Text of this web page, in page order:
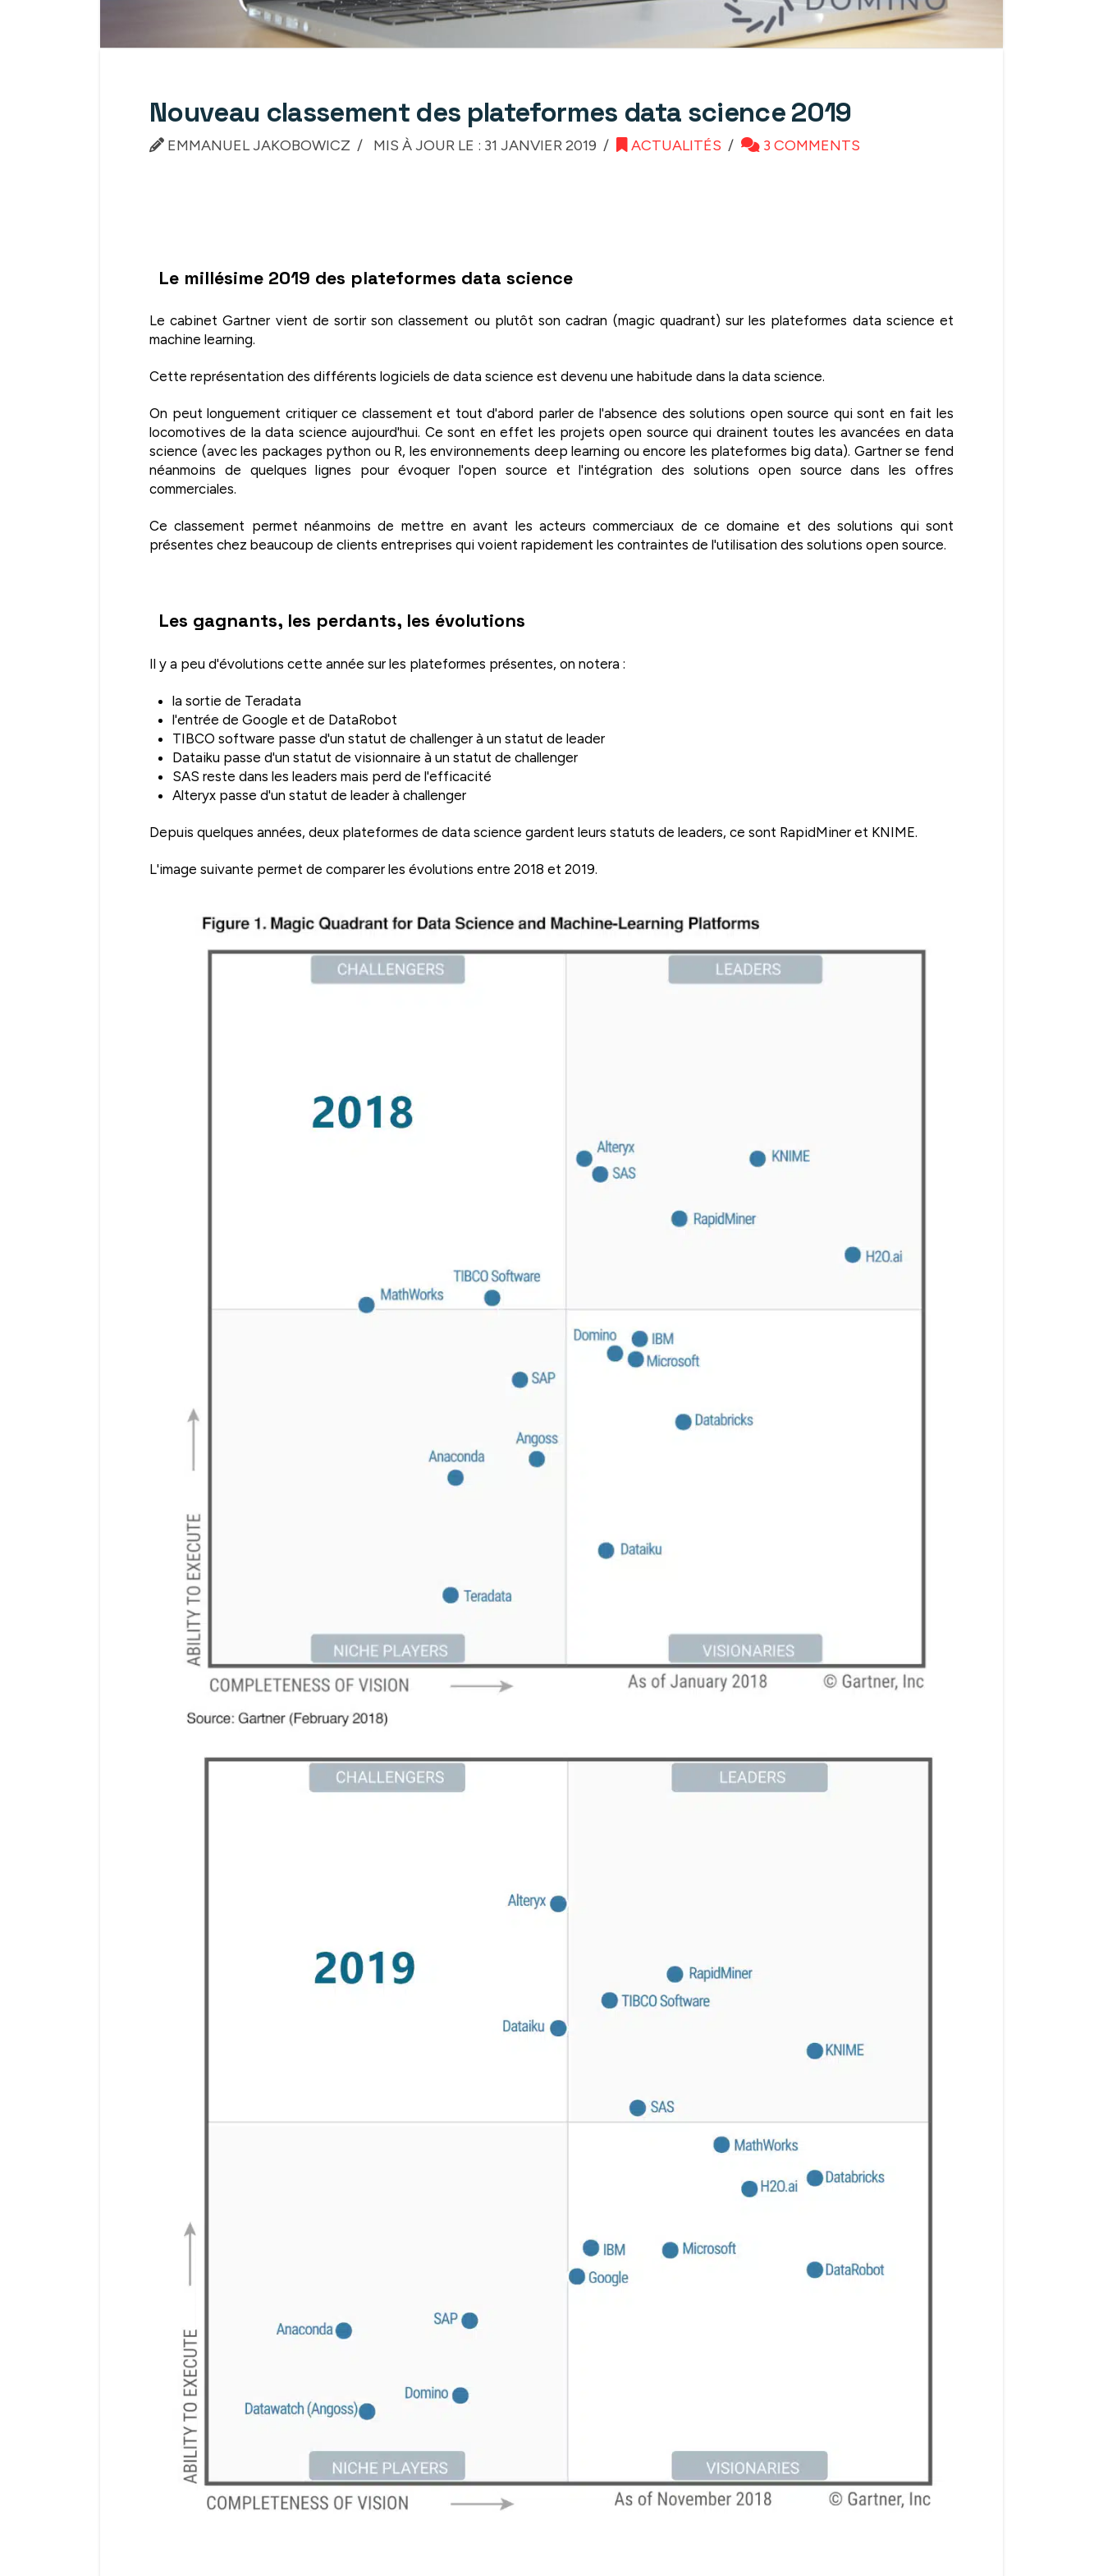
Nouveau classement des plateformes data science 2019
EMMANUEL JAKOBOWICZ MIS À JOUR LE : 31 JANVIER 2019 ACTUALITÉS 3 COMMENTS
Le millésime 2019 des plateformes data science
Le cabinet Gartner vient de sortir son classement ou plutôt son cadran (magic quadrant) sur les plateformes data science et
machine learning.
Cette représentation des différents logiciels de data science est devenu une habitude dans la data science.
On peut longuement critiquer ce classement et tout d'abord parler de l'absence des solutions open source qui sont en fait les
locomotives de la data science aujourd'hui. Ce sont en effet les projets open source qui drainent toutes les avancées en data
science (avec les packages python ou R, les environnements deep learning ou encore les plateformes big data). Gartner se fend
néanmoins de quelques lignes pour évoquer l'open source et l'intégration des solutions open source dans les offres
commerciales.
Ce classement permet néanmoins de mettre en avant les acteurs commerciaux de ce domaine et des solutions qui sont
présentes chez beaucoup de clients entreprises qui voient rapidement les contraintes de l'utilisation des solutions open source.
Les gagnants, les perdants, les évolutions
Il y a peu d'évolutions cette année sur les plateformes présentes, on notera :
la sortie de Teradata
l'entrée de Google et de DataRobot
TIBCO software passe d'un statut de challenger à un statut de leader
Dataiku passe d'un statut de visionnaire à un statut de challenger
SAS reste dans les leaders mais perd de l'efficacité
Alteryx passe d'un statut de leader à challenger
Depuis quelques années, deux plateformes de data science gardent leurs statuts de leaders, ce sont RapidMiner et KNIME.
L'image suivante permet de comparer les évolutions entre 2018 et 2019.